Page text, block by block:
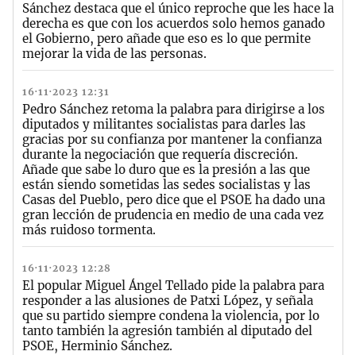
Sánchez destaca que el único reproche que les hace la
derecha es que con los acuerdos solo hemos ganado
el Gobierno, pero añade que eso es lo que permite
mejorar la vida de las personas.
16·11·2023 12:31
Pedro Sánchez retoma la palabra para dirigirse a los
diputados y militantes socialistas para darles las
gracias por su confianza por mantener la confianza
durante la negociación que requería discreción.
Añade que sabe lo duro que es la presión a las que
están siendo sometidas las sedes socialistas y las
Casas del Pueblo, pero dice que el PSOE ha dado una
gran lección de prudencia en medio de una cada vez
más ruidoso tormenta.
16·11·2023 12:28
El popular Miguel Ángel Tellado pide la palabra para
responder a las alusiones de Patxi López, y señala
que su partido siempre condena la violencia, por lo
tanto también la agresión también al diputado del
PSOE, Herminio Sánchez.